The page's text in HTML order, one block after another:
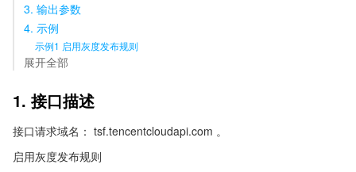
3. 输出参数
4. 示例
示例1 启用灰度发布规则
展开全部
1. 接口描述
接口请求域名： tsf.tencentcloudapi.com 。
启用灰度发布规则